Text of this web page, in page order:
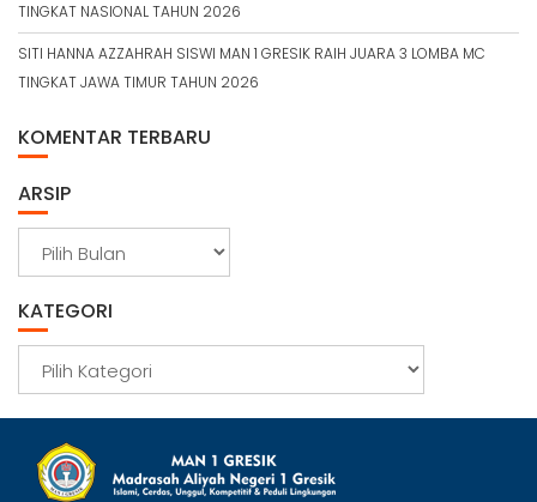
TINGKAT NASIONAL TAHUN 2026
SITI HANNA AZZAHRAH SISWI MAN 1 GRESIK RAIH JUARA 3 LOMBA MC
TINGKAT JAWA TIMUR TAHUN 2026
KOMENTAR TERBARU
ARSIP
i
KATEGORI
t